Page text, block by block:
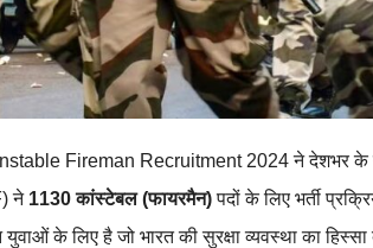
Fireman Recruitment 2024 ने देशभर के
ने 1130 कांस्टेबल (फायरमैन)पदों के लिए भर्ती
युवाओं के लिए है जो भारत की सुरक्षा व्यवस्था का